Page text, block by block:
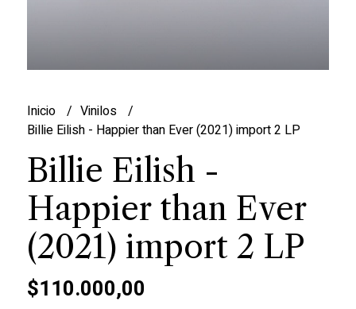
Inicio
Vinilos
Billie Eilish - Happier than Ever (2021) import 2 LP
Billie Eilish -
Happier than Ever
(2021) import 2 LP
$110.000,00